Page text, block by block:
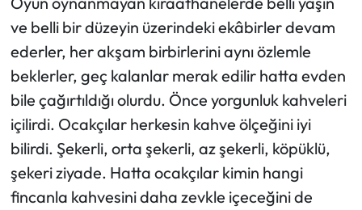
ve belli bir düzeyin üzerindeki ekâbirler devam
ederler, her akşam birbirlerini aynı özlemle
beklerler, geç kalanlar merak edilir hatta evden
bile çağırtıldığı olurdu. Önce yorgunluk kahveleri
içilirdi. Ocakçılar herkesin kahve ölçeğini iyi
bilirdi. Şekerli, orta şekerli, az şekerli, köpüklü,
şekeri ziyade. Hatta ocakçılar kimin hangi
fincanla kahvesini daha zevkle içeceğini de